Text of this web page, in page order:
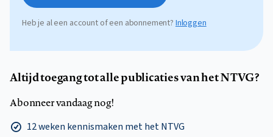
Heb je al een account of een abonnement? Inloggen
Altijd toegang tot alle publicaties van het NTVG?
Abonneer vandaag nog!
12 weken kennismaken met het NTVG